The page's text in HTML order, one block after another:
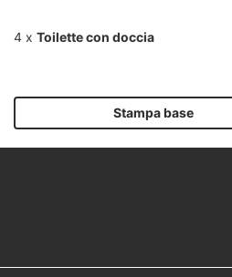
4 x Toilette con doccia
Stampa base